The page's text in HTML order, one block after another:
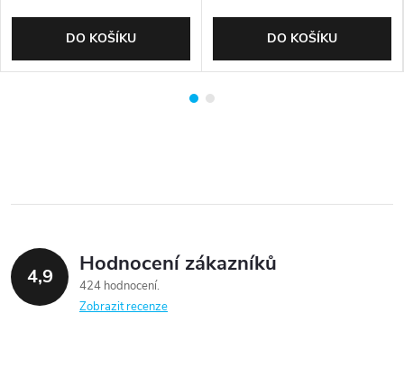
DO KOŠÍKU DO KOŠÍKU
4,9 Hodnocení zákazníků
424 hodnocení
Zobrazit recenze